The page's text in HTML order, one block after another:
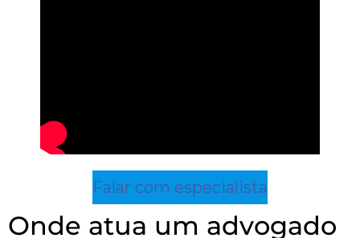
Falar com especialista
Onde atua um advogado